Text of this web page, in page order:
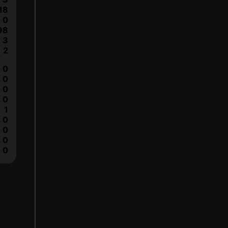
0
3
2
0
0
0
0
1
0
0
0
0